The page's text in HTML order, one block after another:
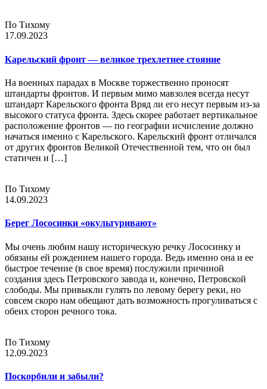
По Тихому
17.09.2023
Карельский фронт — великое трехлетнее стояние
На военных парадах в Москве торжественно проносят
штандарты фронтов. И первым мимо мавзолея всегда несут
штандарт Карельского фронта Вряд ли его несут первым из-за
высокого статуса фронта. Здесь скорее работает вертикальное
расположение фронтов — по географии исчисление должно
начаться именно с Карельского. Карельский фронт отличался
от других фронтов Великой Отечественной тем, что он был
статичен и […]
По Тихому
14.09.2023
Берег Лососинки «окультуривают»
Мы очень любим нашу историческую речку Лососинку и
обязаны ей рождением нашего города. Ведь именно она и ее
быстрое течение (в свое время) послужили причиной
создания здесь Петровского завода и, конечно, Петровской
слободы. Мы привыкли гулять по левому берегу реки, но
совсем скоро нам обещают дать возможность прогуливаться с
обеих сторон речного тока.
По Тихому
12.09.2023
Поскорбили и забыли?